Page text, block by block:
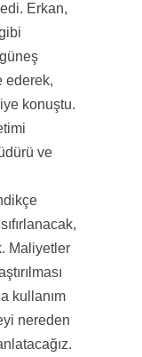
Erkan,
ederek,
konuştu.
ve
Maliyetler
kullanım
nereden